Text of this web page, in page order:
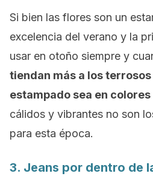
Si bien las flores son un
excelencia del verano y la
usar en otoño siempre y
tiendan más a los
estampado sea en
cálidos y vibrantes no son
para esta época.
3. Jeans por dentro de